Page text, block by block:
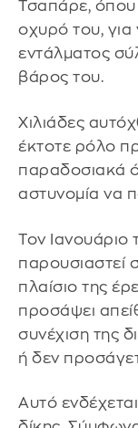
Τσαπάρε, όπου
οχυρό του, για
εντάλματος
βάρος του.
Χιλιάδες
έκτοτε ρόλο
παραδοσιακά
αστυνομία να
Τον Ιανουάριο
παρουσιαστεί
πλαίσιο της
προσάψει
συνέχιση της
ή δεν
Αυτό